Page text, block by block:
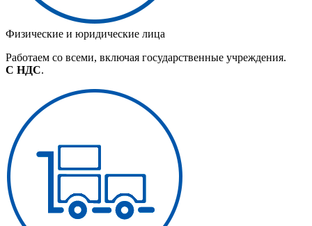
Физические и юридические лица
Работаем со всеми, включая государственные учреждения.
С НДС.